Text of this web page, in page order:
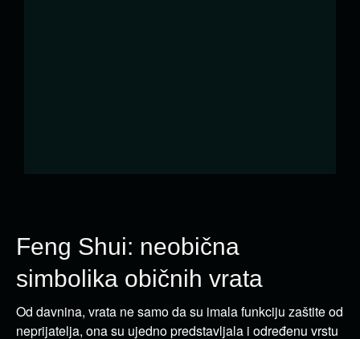
Feng Shui: neobična
simbolika običnih vrata
Od davnina, vrata ne samo da su imala funkciju zaštite od
neprijatelja, ona su ujedno predstavljala i određenu vrstu